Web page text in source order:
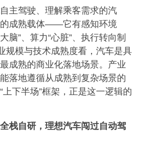
主驾驶、理解乘客需求的汽
成熟载体——它有感知环境
脑”、算力“心脏”、执行转向制
规模与技术成熟度看，汽车是具
成熟的商业化落地场景。产业
落地遵循从成熟到复杂场景的
下半场”框架，正是这一逻辑的
全栈自研，理想汽车闯过自动驾